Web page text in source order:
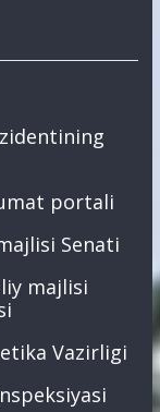
portali
Senati
majlisi
Vazirligi